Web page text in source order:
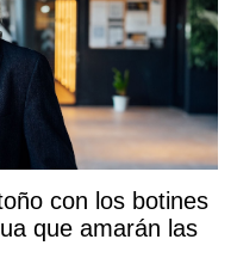
con los botines
que amarán las